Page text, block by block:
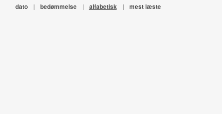
dato | bedømmelse | alfabetisk | mest læste